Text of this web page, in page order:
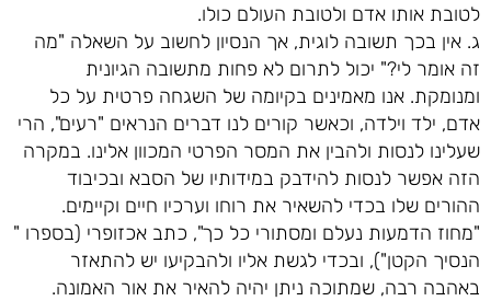
לטובת אותו אדם ולטובת העולם כולו.
ג. אין בכך תשובה לוגית, אך הנסיון לחשוב על השאלה "מה
זה אומר לי?" יכול לתרום לא פחות מתשובה הגיונית
ומנומקת. אנו מאמינים בקיומה של השגחה פרטית על כל
אדם, ילד וילדה, וכאשר קורים לנו דברים הנראים "רעים", הרי
שעלינו לנסות ולהבין את המסר הפרטי המכוון אלינו. במקרה
הזה אפשר לנסות להידבק במידותיו של הסבא ובכיבוד
ההורים שלו בכדי להשאיר את רוחו וערכיו חיים וקיימים.
"מחוז הדמעות נעלם ומסתורי כל כך", כתב אכזופרי (בספרו "
הנסיך הקטן"), ובכדי לגשת אליו ולהבקיעו יש להתאזר
באהבה רבה, שמתוכה ניתן יהיה להאיר את אור האמונה.